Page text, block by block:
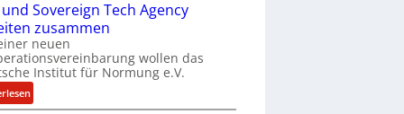
V
c
e
P
r
M
h
a
o
G
e
h
e
m
n
Sovereign Tech Agency
zusammen
neuen
wollen das
Institut für Normung e.V.
:
D